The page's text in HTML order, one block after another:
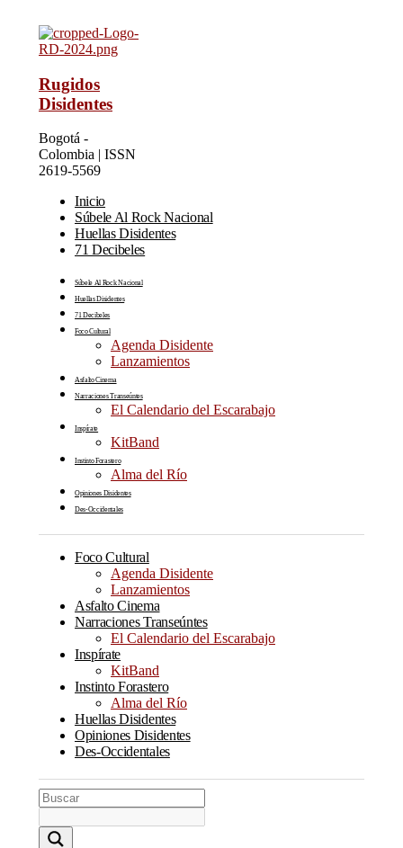
Rugidos
Disidentes
Bogotá -
Colombia | ISSN
2619-5569
Inicio
Súbele Al Rock Nacional
Huellas Disidentes
71 Decibeles
Súbele Al Rock Nacional
Huellas Disidentes
71 Decibeles
Foco Cultural
Agenda Disidente
Lanzamientos
Asfalto Cinema
Narraciones Transeúntes
El Calendario del Escarabajo
Inspírate
KitBand
Instinto Forastero
Alma del Río
Opiniones Disidentes
Des-Occidentales
Foco Cultural
Agenda Disidente
Lanzamientos
Asfalto Cinema
Narraciones Transeúntes
El Calendario del Escarabajo
Inspírate
KitBand
Instinto Forastero
Alma del Río
Huellas Disidentes
Opiniones Disidentes
Des-Occidentales